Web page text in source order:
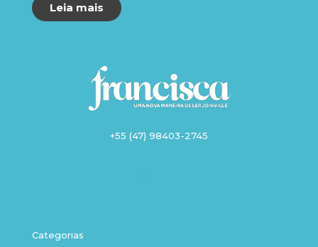
Leia mais
+55 (47) 98403-2745
Categorias